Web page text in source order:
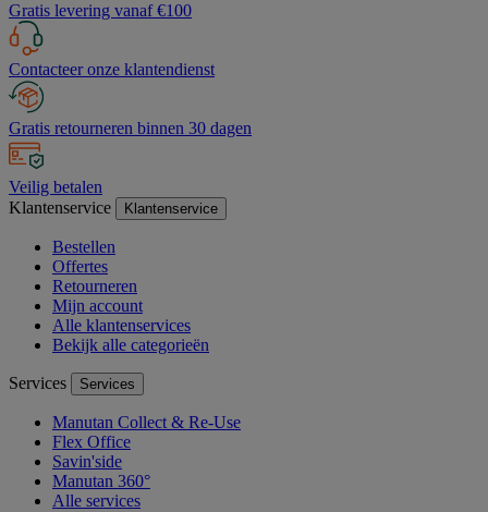
Gratis levering vanaf €100
Contacteer onze klantendienst
Gratis retourneren binnen 30 dagen
Veilig betalen
Klantenservice
Klantenservice
Bestellen
Offertes
Retourneren
Mijn account
Alle klantenservices
Bekijk alle categorieën
Services Services
Manutan Collect & Re-Use
Flex Office
Savin'side
Manutan 360°
Alle services